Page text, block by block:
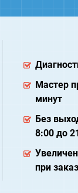
Мастер
минут
Без
8:00 до
при